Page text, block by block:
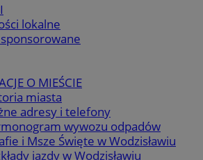
lokalne
O MIEŚCIE
miasta
adresy i telefony
wywozu odpadów
i Msze Święte w Wodzisławiu
jazdy w Wodzisławiu